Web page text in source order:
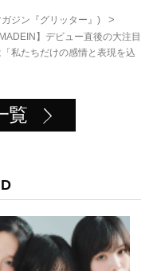
ジン『グリッター』) >
MADEIN】デビュー直後の大注目
私たちだけの感情と表現を込
覧